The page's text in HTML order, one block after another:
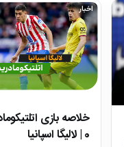
اخبار
0 | لالیگا اسپانیا